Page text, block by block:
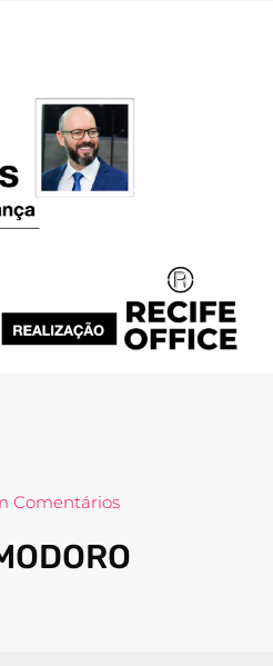
Comentários